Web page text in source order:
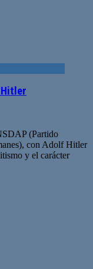
(Partido
con Adolf Hitler
y el carácter